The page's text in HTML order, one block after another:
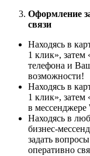
Оформление
связи
Находясь в
1 клик», затем
телефона и
возможности!
Находясь в
1 клик»,
в месcенджере
Находясь в
бизнес-
задать
оперативно